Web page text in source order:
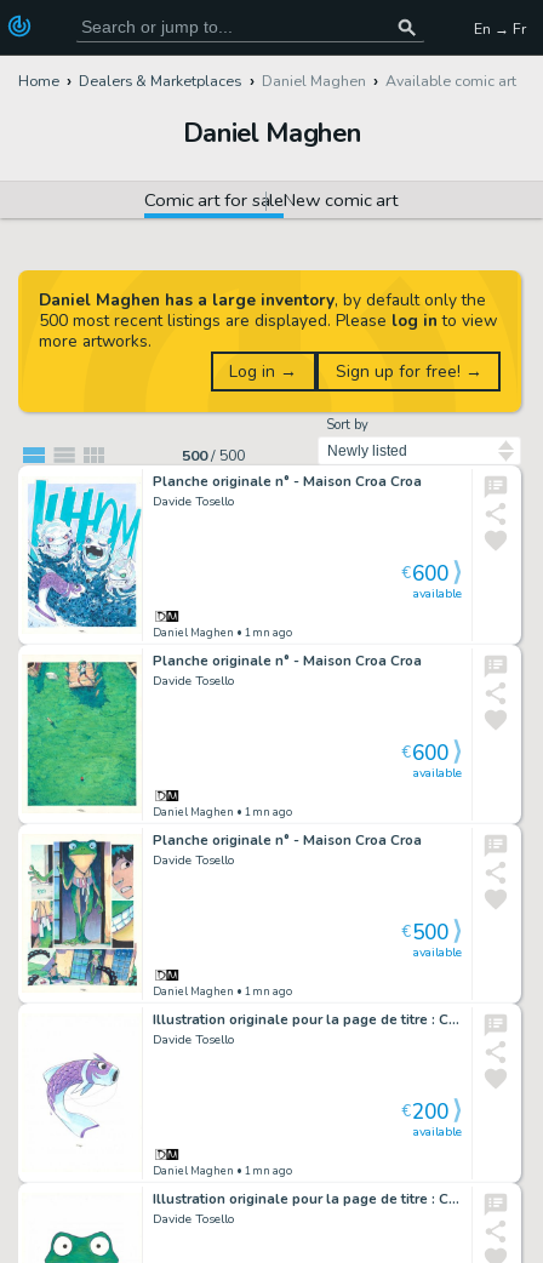
En → Fr
Home Dealers & Marketplaces Daniel Maghen Available comic art
Daniel Maghen
Comic art for saleNew comic art
500/ 500
Sort by
Daniel Maghen has a large inventory, by default only the
500 most recent listings are displayed. Please log in to view
more artworks.
Log in →
Sign up for free! →
Planche originale n° - Maison Croa Croa
Davide Tosello
Daniel Maghen • 1mn ago
available
€600
Planche originale n° - Maison Croa Croa
Davide Tosello
Daniel Maghen • 1mn ago
available
€600
Planche originale n° - Maison Croa Croa
Davide Tosello
Daniel Maghen • 1mn ago
available
€500
Illustration originale pour la page de titre : Chapitre 08, Ouvre les yeux ! - Maison Croa Croa
Davide Tosello
Daniel Maghen • 1mn ago
available
€200
Illustration originale pour la page de titre : Chapitre 05, Maion Croâ Croâ - Maison Croa Croa
Davide Tosello